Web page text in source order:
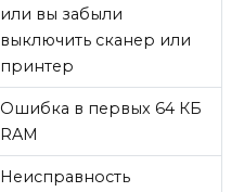
или вы забыли
выключить сканер или
принтер
Ошибка в первых 64 КБ
RAM
Неисправность